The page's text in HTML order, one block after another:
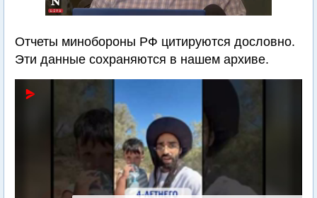
Отчеты минобороны РФ цитируются дословно.
Эти данные сохраняются в нашем архиве.